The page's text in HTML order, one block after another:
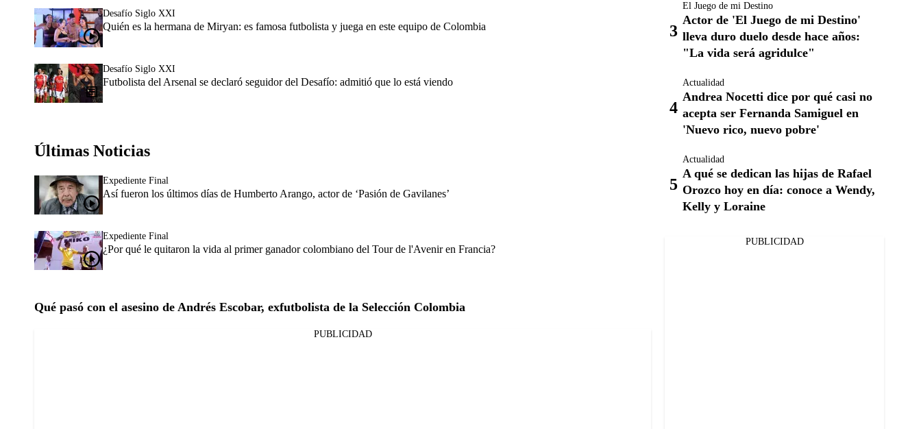
Desafío Siglo XXI
Quién es la hermana de Miryan: es famosa futbolista y juega en este equipo de Colombia
Desafío Siglo XXI
Futbolista del Arsenal se declaró seguidor del Desafío: admitió que lo está viendo
Últimas Noticias
Expediente Final
Así fueron los últimos días de Humberto Arango, actor de ‘Pasión de Gavilanes’
Expediente Final
¿Por qué le quitaron la vida al primer ganador colombiano del Tour de l'Avenir en Francia?
Qué pasó con el asesino de Andrés Escobar, exfutbolista de la Selección Colombia
PUBLICIDAD
El Juego de mi Destino
Actor de 'El Juego de mi Destino'
lleva duro duelo desde hace años:
"La vida será agridulce"
Actualidad
Andrea Nocetti dice por qué casi no
acepta ser Fernanda Samiguel en
'Nuevo rico, nuevo pobre'
Actualidad
A qué se dedican las hijas de Rafael
Orozco hoy en día: conoce a Wendy,
Kelly y Loraine
PUBLICIDAD